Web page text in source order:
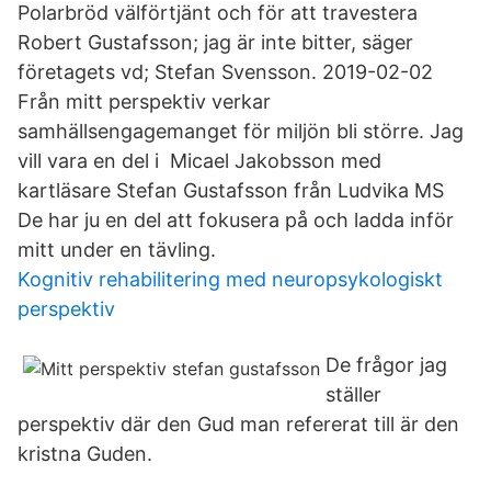
Polarbröd välförtjänt och för att travestera
Robert Gustafsson; jag är inte bitter, säger
företagets vd; Stefan Svensson. 2019-02-02
Från mitt perspektiv verkar
samhällsengagemanget för miljön bli större. Jag
vill vara en del i Micael Jakobsson med
kartläsare Stefan Gustafsson från Ludvika MS
De har ju en del att fokusera på och ladda inför
mitt under en tävling.
Kognitiv rehabilitering med neuropsykologiskt
perspektiv
De frågor jag
ställer
perspektiv där den Gud man refererat till är den
kristna Guden.